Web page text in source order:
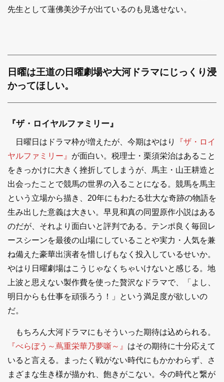
先生として蓮佛美沙子が出ているのも見逃せない。
日曜は王道の日曜劇場や大河ドラマにじっくり浸
かってほしい。
『ザ・ロイヤルファミリー』
日曜日はドラマ枠が増えたが、今期はやはり
『ザ・ロイ
ヤルファミリー』 が面白い。税理士・栗須栄治はあること
をきっかけに大きく挫折してしまうが、馬主・山王耕造と
出会ったことで競馬の世界の入ることになる。競馬を馬主
という立場から描き、20年にもわたる壮大な奇跡の物語を
生み出した意義は大きい。早見和真の同盟原作小説はある
のだが、それより面白いと評判である。テンポ良く毎回レ
ースシーンを最後の山場にしていることや実力・人気を兼
ね備えた豪華出演者を惜しげもなく投入しているせいか。
やはり日曜劇場はこうじゃなくちゃいけないと感じる。地
上波と思えない製作費を使った贅沢なドラマで、「よし、
明日からも仕事を頑張ろう！」という満足度が欲しいの
だ。
もちろん大河ドラマにもそういった期待は込められる。
『べらぼう～蔦重栄華乃夢噺～』 はその期待に十分応えて
いると言える。まったく戦がない時代にもかかわらず、さ
まざまな生き様が描かれ、飽きがこない。今の時代と繋が